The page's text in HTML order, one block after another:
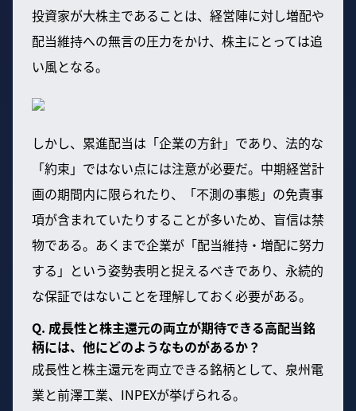
投資家が大株主であることは、経営陣に対し増配や
配当維持への無言の圧力をかけ、株主にとっては追
い風となる。
しかし、累進配当は「企業の方針」であり、法的な
「約束」ではない点には注意が必要だ。中期経営計
画の期間内に限られたり、「不測の事態」の免責事
項が含まれていたりすることが多いため、盲信は禁
物である。あくまで企業が「配当維持・増配に努力
する」という姿勢表明と捉えるべきであり、永続的
な保証ではないことを理解しておく必要がある。
Q. 成長性と株主還元の両立が期待できる高配当銘
柄には、他にどのようなものがあるか？
成長性と株主還元を両立できる銘柄として、泉州電
業と前澤工業、INPEXが挙げられる。